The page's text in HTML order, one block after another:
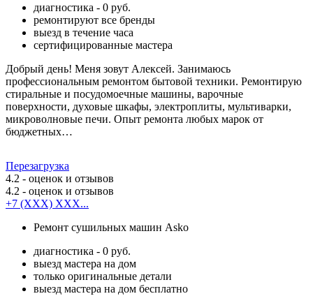
диагностика - 0 руб.
ремонтируют все бренды
выезд в течение часа
сертифицированные мастера
Добрый день! Меня зовут Алексей. Занимаюсь
профессиональным ремонтом бытовой техники. Ремонтирую
стиральные и посудомоечные машины, варочные
поверхности, духовые шкафы, электроплиты, мультиварки,
микроволновые печи. Опыт ремонта любых марок от
бюджетных…
Перезагрузка
4.2 - оценок и отзывов
4.2 - оценок и отзывов
+7 (XXX) XXX...
Ремонт сушильных машин Asko
диагностика - 0 руб.
выезд мастера на дом
только оригинальные детали
выезд мастера на дом бесплатно